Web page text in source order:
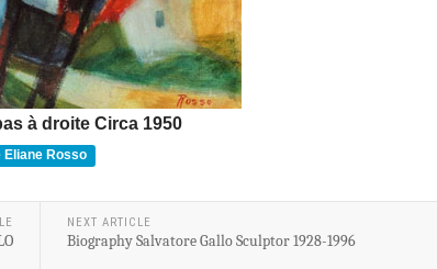
à droite Circa 1950
Eliane Rosso
NEXT ARTICLE
Biography Salvatore Gallo Sculptor 1928-1996